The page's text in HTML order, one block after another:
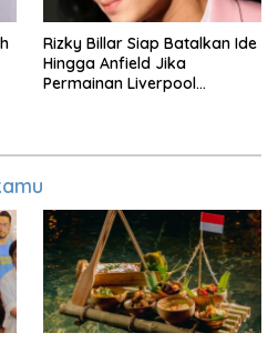
Rizky Billar Siap Batalkan Ide
Hingga Anfield Jika
Permainan Liverpool